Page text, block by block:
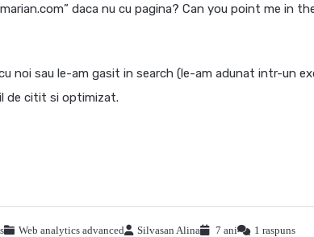
daca nu cu pagina? Can you point me in
noi sau le-am gasit in search (le-am adunat intr-un
de citit si optimizat.
Web analytics advanced Silvasan Alina 7 ani
1 raspuns